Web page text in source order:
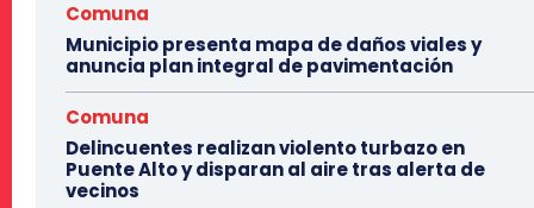
Comuna
Municipio presenta mapa de daños viales y
anuncia plan integral de pavimentación
Comuna
Delincuentes realizan violento turbazo en
Puente Alto y disparan al aire tras alerta de
vecinos